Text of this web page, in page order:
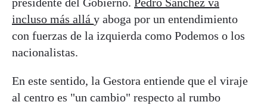
incluso más allá y aboga por un entendimiento
con fuerzas de la izquierda como Podemos o los
nacionalistas.
En este sentido, la Gestora entiende que el viraje
al centro es "un cambio" respecto al rumbo